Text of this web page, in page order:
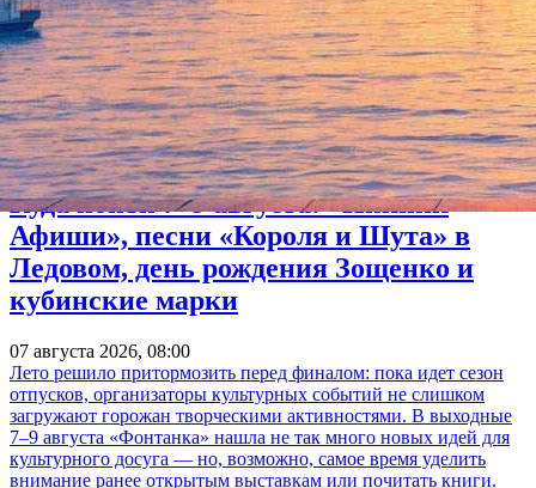
Куда пойти 7–9 августа: «Пикник
Афиши», песни «Короля и Шута» в
Ледовом, день рождения Зощенко и
кубинские марки
07 августа 2026, 08:00
Лето решило притормозить перед финалом: пока идет сезон
отпусков, организаторы культурных событий не слишком
загружают горожан творческими активностями. В выходные
7–9 августа «Фонтанка» нашла не так много новых идей для
культурного досуга — но, возможно, самое время уделить
внимание ранее открытым выставкам или почитать книги.